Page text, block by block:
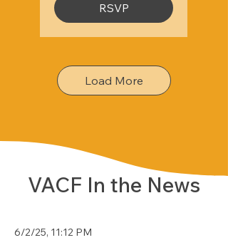
RSVP
Load More
VACF In the News
6/2/25, 11:12 PM